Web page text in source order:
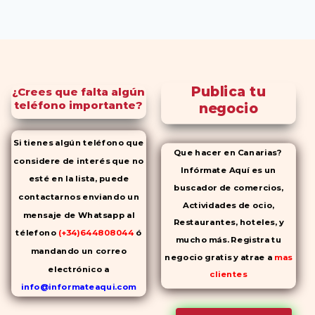
¿Crees que falta algún
teléfono importante?
Si tienes algún teléfono que
considere de interés que no
esté en la lista, puede
contactarnos enviando un
mensaje de Whatsapp al
télefono (+34)644808044 ó
mandando un correo
electrónico a
info@informateaqui.com
Mientras que antes la
Publica tu
negocio
Que hacer en Canarias?
Infórmate Aquí es un
buscador de comercios,
Actividades de ocio,
Restaurantes, hoteles, y
mucho más. Registra tu
negocio gratis y atrae a mas
clientes